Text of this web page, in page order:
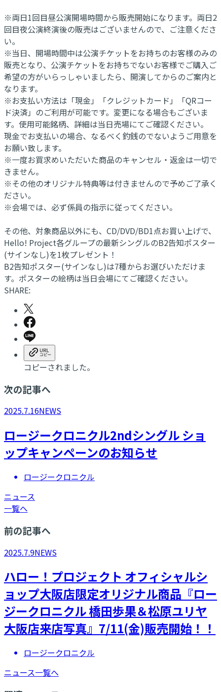
※両日1回目昼公演開場時間から販売開始になります。両日2
回目夜公演終演後の販売はございませんので、ご注意くださ
い。
※当日、開場時間中は公演チケットをお持ちのお客様のみの
販売となり、公演チケットをお持ちでないお客様でご購入ご
希望の方がいらっしゃいましたら、開演してからのご案内と
なります。
※お支払い方法は「現金」「クレジットカード」「QRコー
ド決済」のご利用が可能です。変更になる場合もございま
す。使用可能銘柄、詳細は当日売場にてご確認ください。
現金でお支払いの場合、なるべく釣銭のでないようご用意を
お願い致します。
※一度お買求めいただいた商品のキャンセル・返金は一切で
きません。
※その他のオリジナル特典等は付きませんので予めご了承く
ださい。
※会場では、必ず係員の指示に従ってください。
その他、対象商品以外にも、CD/DVD/BD1点お買い上げで、
Hello! Project各グループの最新シングルのB2告知ポスター
(サインなし)を1枚プレゼント！
B2告知ポスター(サインなし)は7種からお選びいただけま
す。ポスターの絵柄は当日会場にてご確認ください。
SHARE:
コピーされました。
次の記事へ
2025.7.16NEWS
ロージークロニクル2ndシングル ショ
ップキャンペーンのお知らせ
ロージークロニクル
ニュース
一覧へ
前の記事へ
2025.7.9NEWS
ハロー！プロジェクト オフィシャルシ
ョップ大阪店限定オリジナル商品『ロー
ジークロニクル 橋田歩果＆松原ユリヤ
大阪店来店写真』7/11(金)販売開始！！
ロージークロニクル
ニュース一覧へ